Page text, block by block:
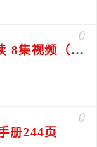
0
国继文 2026人居环境解读 8集视频（长视频，一集几小时）
0
册244页